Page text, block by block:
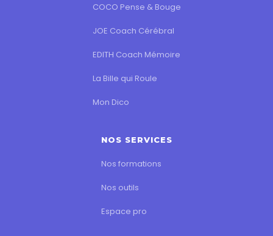
COCO Pense & Bouge
JOE Coach Cérébral
EDITH Coach Mémoire
La Bille qui Roule
Mon Dico
NOS SERVICES
Nos formations
Nos outils
Espace pro